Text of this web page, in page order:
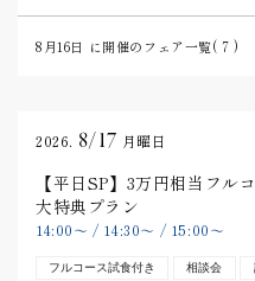
8月16日 に開催のフェア一覧(7 )
2026. 8/17 月曜日
【平日SP】3万円相当フ
大特典プラン
14:00〜 / 14:30〜 / 15:00〜
フルコース試食付き 相談会